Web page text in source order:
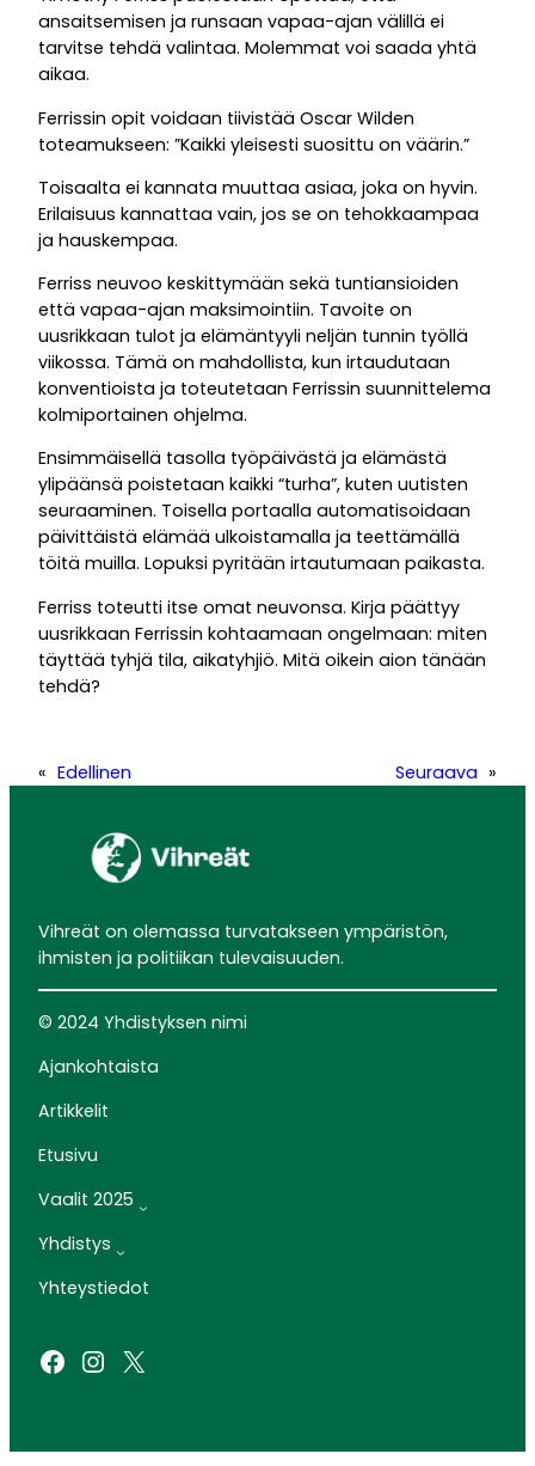
ansaitsemisen ja runsaan vapaa-ajan välillä ei
tarvitse tehdä valintaa. Molemmat voi saada yhtä
aikaa.
Ferrissin opit voidaan tiivistää Oscar Wilden
toteamukseen: ”Kaikki yleisesti suosittu on väärin.”
Toisaalta ei kannata muuttaa asiaa, joka on hyvin.
Erilaisuus kannattaa vain, jos se on tehokkaampaa
ja hauskempaa.
Ferriss neuvoo keskittymään sekä tuntiansioiden
että vapaa-ajan maksimointiin. Tavoite on
uusrikkaan tulot ja elämäntyyli neljän tunnin työllä
viikossa. Tämä on mahdollista, kun irtaudutaan
konventioista ja toteutetaan Ferrissin suunnittelema
kolmiportainen ohjelma.
Ensimmäisellä tasolla työpäivästä ja elämästä
ylipäänsä poistetaan kaikki “turha”, kuten uutisten
seuraaminen. Toisella portaalla automatisoidaan
päivittäistä elämää ulkoistamalla ja teettämällä
töitä muilla. Lopuksi pyritään irtautumaan paikasta.
Ferriss toteutti itse omat neuvonsa. Kirja päättyy
uusrikkaan Ferrissin kohtaamaan ongelmaan: miten
täyttää tyhjä tila, aikatyhjiö. Mitä oikein aion tänään
tehdä?
« Edellinen Seuraava »
Vihreät on olemassa turvatakseen ympäristön,
ihmisten ja politiikan tulevaisuuden.
© 2024 Yhdistyksen nimi
Ajankohtaista
Artikkelit
Etusivu
Vaalit 2025
Yhdistys
Yhteystiedot
Facebook Instagram X